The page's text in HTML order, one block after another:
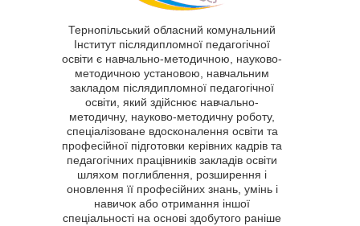
Тернопільський обласний комунальний
Інститут післядипломної педагогічної
освіти є навчально-методичною, науково-
методичною установою, навчальним
закладом післядипломної педагогічної
освіти, який здійснює навчально-
методичну, науково-методичну роботу,
спеціалізоване вдосконалення освіти та
професійної підготовки керівних кадрів та
педагогічних працівників закладів освіти
шляхом поглиблення, розширення і
оновлення її професійних знань, умінь і
навичок або отримання іншої
спеціальності на основі здобутого раніше